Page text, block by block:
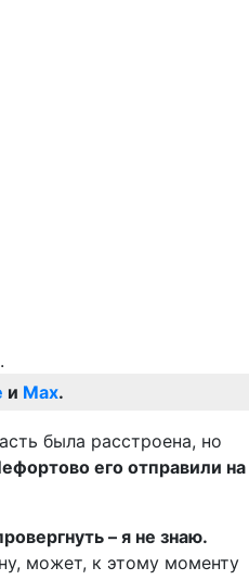
и Max.
была расстроена, но
его отправили на
– я не знаю.
может, к этому моменту